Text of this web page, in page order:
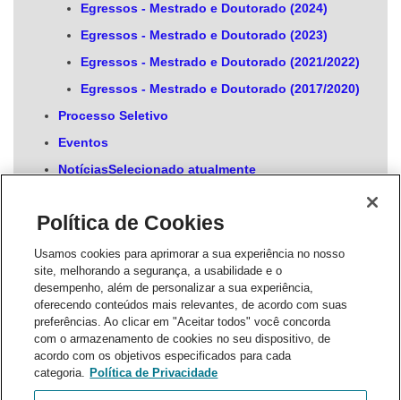
Egressos - Mestrado e Doutorado (2024)
Egressos - Mestrado e Doutorado (2023)
Egressos - Mestrado e Doutorado (2021/2022)
Egressos - Mestrado e Doutorado (2017/2020)
Processo Seletivo
Eventos
NotíciasSelecionado atualmente
Internacionalização
Acordos
Documentos
Acesso SGA
SGA Professor
SGA Aluno
Teses e Dissertações
Política de Cookies
Usamos cookies para aprimorar a sua experiência no nosso
site, melhorando a segurança, a usabilidade e o
desempenho, além de personalizar a sua experiência,
oferecendo conteúdos mais relevantes, de acordo com suas
preferências. Ao clicar em "Aceitar todos" você concorda
com o armazenamento de cookies no seu dispositivo, de
acordo com os objetivos especificados para cada
categoria. Política de Privacidade